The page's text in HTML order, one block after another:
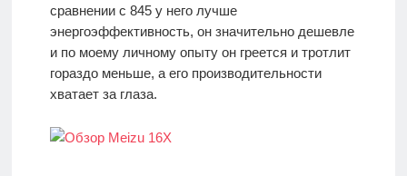
сравнении с 845 у него лучше
энергоэффективность, он значительно дешевле
и по моему личному опыту он греется и тротлит
гораздо меньше, а его производительности
хватает за глаза.